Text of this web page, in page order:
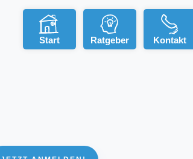
Start Ratgeber Kontakt